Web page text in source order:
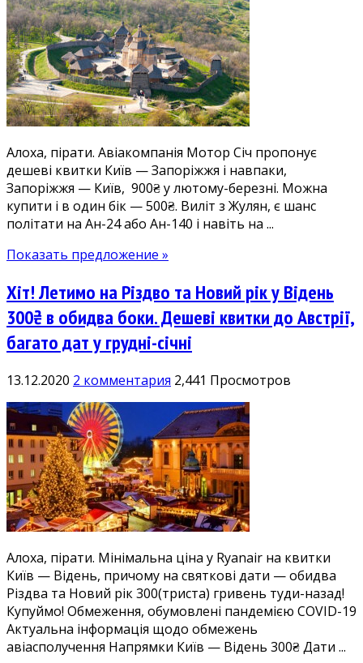
квитки
Київ
—
Запоріжжя
(і
навпаки)
900₴
назад
у
лютому-
березні
Алоха, пірати. Авіакомпанія Мотор Січ пропонує
дешеві квитки Київ — Запоріжжя і навпаки,
Запоріжжя — Київ, 900₴ у лютому-березні. Можна
купити і в один бік — 500₴. Виліт з Жулян, є шанс
політати на Ан-24 або Ан-140 і навіть на ...
Показать предложение »
Хіт! Летимо на Різдво та Новий рік у Відень
300₴ в обидва боки. Дешеві квитки до Австрії,
багато дат у грудні-січні
13.12.2020 2 комментария 2,441 Просмотров
Алоха, пірати. Мінімальна ціна у Ryanair на квитки
Київ — Відень, причому на святкові дати — обидва
Різдва та Новий рік 300(триста) гривень туди-назад!
Купуймо! Обмеження, обумовлені пандемією COVID-19
Актуальна інформація щодо обмежень
авіасполучення Напрямки Київ — Відень 300₴ Дати ...